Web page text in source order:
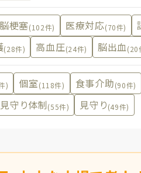
脳梗塞(102件) 医療対応(70件)
(28件) 高血圧(24件) 脳出血 (20
) 個室(118件) 食事介助(90件)
見守り体制(55件) 見守り(49件)